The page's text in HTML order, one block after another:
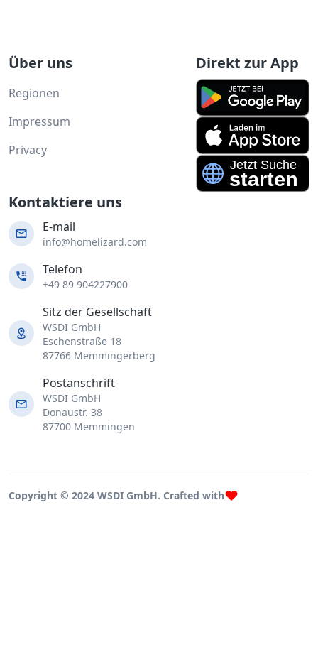
Über uns
Regionen
Impressum
Privacy
Direkt zur App
Kontaktiere uns
E-mail
info@homelizard.com
Telefon
+49 89 904227900
Sitz der Gesellschaft
WSDI GmbH
Eschenstraße 18
87766 Memmingerberg
Postanschrift
WSDI GmbH
Donaustr. 38
87700 Memmingen
Copyright © 2024 WSDI GmbH. Crafted with